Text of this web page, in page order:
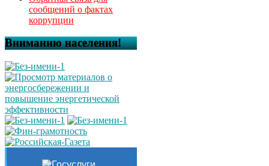
сообщений о фактах
коррупции
Вниманию населения!